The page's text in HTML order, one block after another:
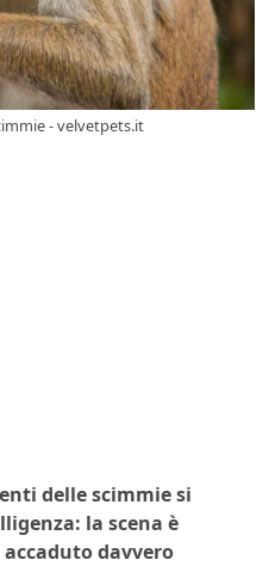
- velvetpets.it
delle scimmie si
la scena è
davvero